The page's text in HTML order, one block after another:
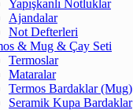
Yapışkanlı Notluklar
Ajandalar
Not Defterleri
& Mug & Çay Seti
Termoslar
Mataralar
Termos Bardaklar (Mug)
Seramik Kupa Bardaklar